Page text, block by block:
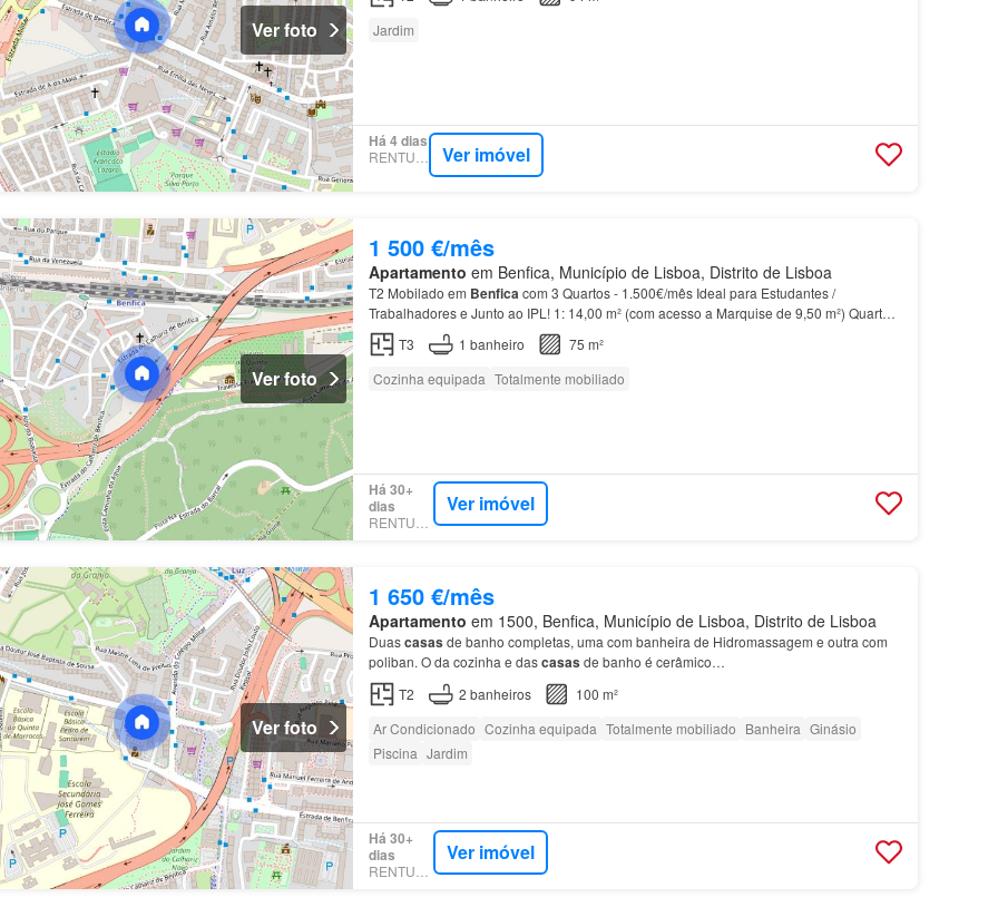
Ver foto
Jardim
Há 4 dias
Ver imóvel
Ver foto
1 500 €/mês
Apartamento em Benfica, Município de Lisboa, Distrito de Lisboa
T2 Mobilado em Benficacom 3 Quartos - 1.500€/mês Ideal para Estudantes /
Trabalhadores e Junto ao IPL! 1: 14,00 m² (com acesso a Marquise de 9,50 m²) Quarto
2: 13,77 m² (com acesso a Marquise de 9,50 m²) Quarto 3: 13,00 m² C…
T3 1 banheiro
75 m²
Cozinha equipada Totalmente mobiliado
Há 30+
dias
Ver imóvel
Ver foto
1 650 €/mês
Apartamento em 1500, Benfica, Município de Lisboa, Distrito de Lisboa
Duascasas de banho completas, uma com banheira de Hidromassagem e outra com
poliban. O da cozinha e dascasas de banho é cerâmico…
T2
2 banheiros
100 m²
Ar Condicionado Cozinha equipada Totalmente mobiliado Banheira Ginásio
Piscina Jardim
Há 30+
dias
Ver imóvel